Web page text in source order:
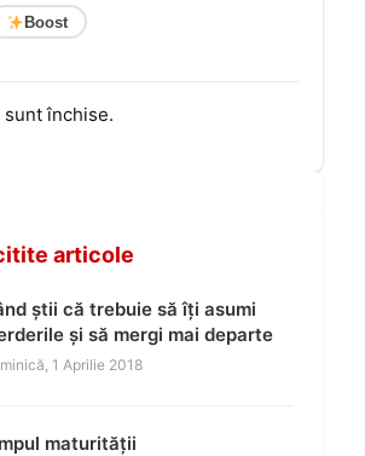
Boost
închise.
articole
știi că trebuie să îți asumi
și să mergi mai departe
1 Aprilie 2018
maturității